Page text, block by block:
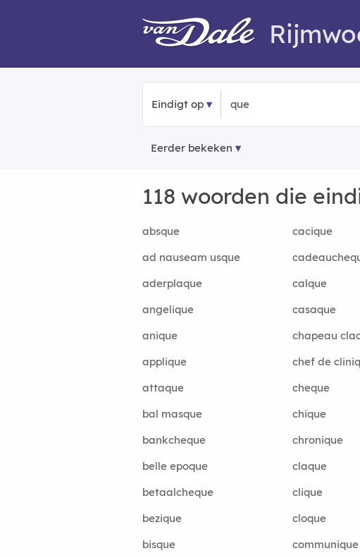
Eindigt op
Eerder bekeken
118 woorden die
absque cacique
ad nauseam usque
aderplaque
calque
angelique
casaque
anique
chapeau
applique
chef de
attaque
cheque
bal masque
chique
bankcheque
chronique
belle epoque
claque
betaalcheque
clique
bezique
cloque
bisque
communique